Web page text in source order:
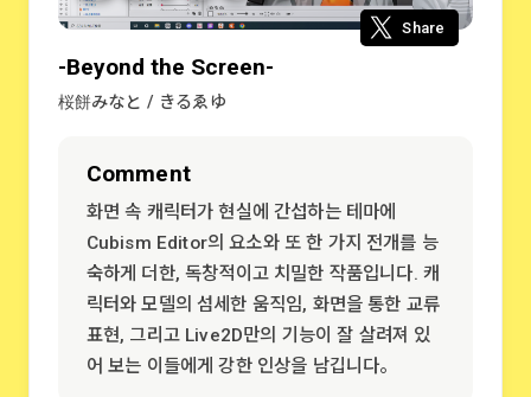
-Beyond the Screen-
桜餅みなと / きるゑゆ
Share
Comment
화면 속 캐릭터가 현실에 간섭하는 테마에
Cubism Editor의 요소와 또 한 가지 전개를 능
숙하게 더한, 독창적이고 치밀한 작품입니다. 캐
릭터와 모델의 섬세한 움직임, 화면을 통한 교류
표현, 그리고 Live2D만의 기능이 잘 살려져 있
어 보는 이들에게 강한 인상을 남깁니다。